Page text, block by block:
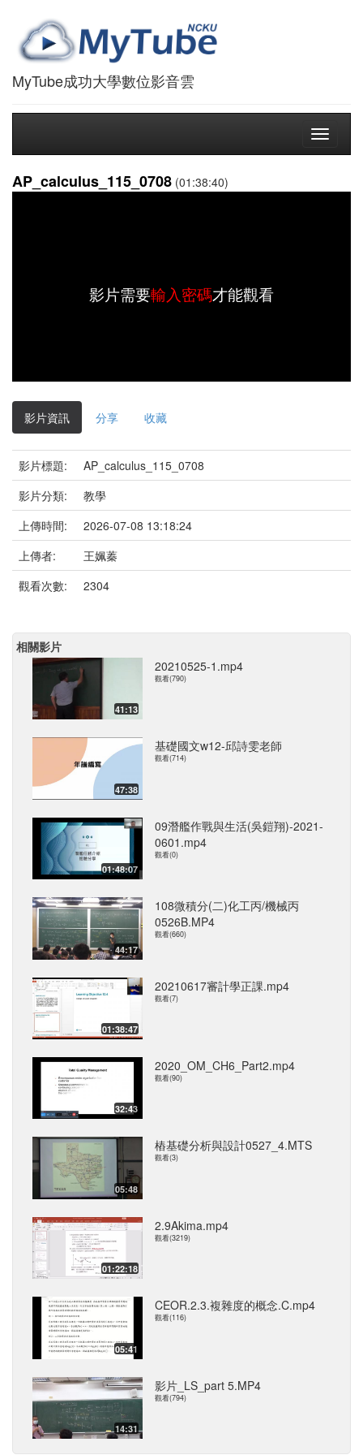
MyTube成功大學數位影音雲
Toggle
AP_calculus_115_0708 (01:38:40)
影片需要輸入密碼才能觀看
影片資訊 分享 收藏
影片標題:
AP_calculus_115_0708
影片分類:
教學
上傳時間:
2026-07-08 13:18:24
上傳者:
王姵蓁
觀看次數:
2304
相關影片
41:13
20210525-1.mp4
觀看(790)
47:38
基礎國文w12-邱詩雯老師
觀看(714)
01:48:07
09潛艦作戰與生活(吳鎧翔)-2021-
0601.mp4
觀看(0)
44:17
108微積分(二)化工丙/機械丙
0526B.MP4
觀看(660)
01:38:47
20210617審計學正課.mp4
觀看(7)
32:43
2020_OM_CH6_Part2.mp4
觀看(90)
05:48
樁基礎分析與設計0527_4.MTS
觀看(3)
01:22:18
2.9Akima.mp4
觀看(3219)
05:41
CEOR.2.3.複雜度的概念.C.mp4
觀看(116)
14:31
影片_LS_part 5.MP4
觀看(794)